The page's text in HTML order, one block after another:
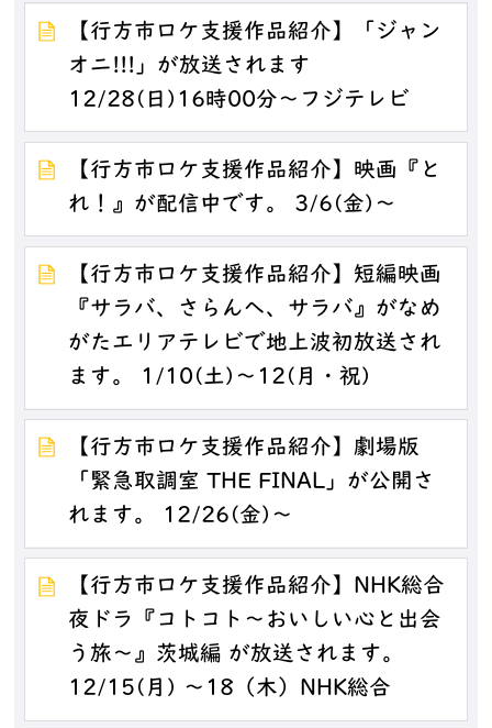
【行方市ロケ支援作品紹介】「ジャン
オニ!!!」が放送されます
12/28(日)16時00分～フジテレビ
【行方市ロケ支援作品紹介】映画『と
れ！』が配信中です。 3/6(金)～
【行方市ロケ支援作品紹介】短編映画
『サラバ、さらんへ、サラバ』がなめ
がたエリアテレビで地上波初放送され
ます。 1/10(土)～12(月・祝)
【行方市ロケ支援作品紹介】劇場版
「緊急取調室 THE FINAL」が公開さ
れます。 12/26(金)～
【行方市ロケ支援作品紹介】NHK総合
夜ドラ『コトコト～おいしい心と出会
う旅～』茨城編 が放送されます。
12/15(月) ～18（木）NHK総合